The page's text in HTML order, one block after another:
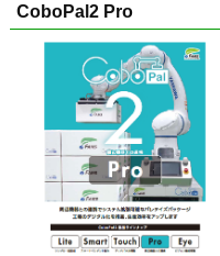
CoboPal2 Pro